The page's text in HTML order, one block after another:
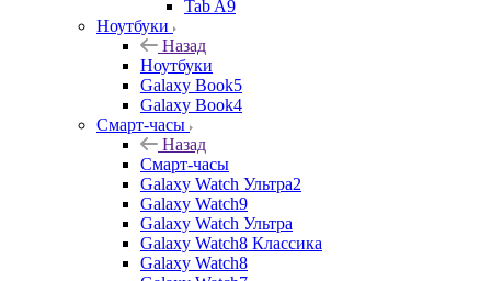
Tab A9
Ноутбуки
Назад
Ноутбуки
Galaxy Book5
Galaxy Book4
Смарт-часы
Назад
Смарт-часы
Galaxy Watch Ультра2
Galaxy Watch9
Galaxy Watch Ультра
Galaxy Watch8 Классика
Galaxy Watch8